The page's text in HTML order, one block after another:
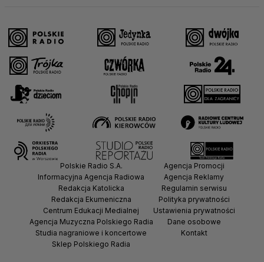
Polskie Radio S.A.
Informacyjna Agencja Radiowa
Redakcja Katolicka
Redakcja Ekumeniczna
Centrum Edukacji Medialnej
Agencja Muzyczna Polskiego Radia
Studia nagraniowe i koncertowe
Sklep Polskiego Radia
Agencja Promocji
Agencja Reklamy
Regulamin serwisu
Polityka prywatności
Ustawienia prywatności
Dane osobowe
Kontakt